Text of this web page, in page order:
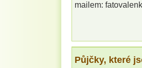
mailem:
Půjčky, které